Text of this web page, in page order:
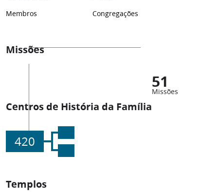
Membros Congregações
Missões
51
Missões
Centros de História da Família
420
Templos